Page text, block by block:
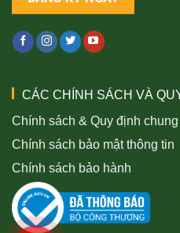
CÁC CHÍNH SÁCH VÀ
Chính sách & Quy định chung
Chính sách bảo mật thông tin
Chính sách bảo hành